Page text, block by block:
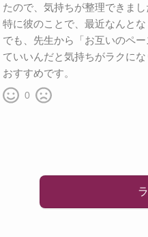
たので、気持ちが整理できまし
特に彼のことで、最近なんと
でも、先生から「お互いのペ
ていいんだと気持ちがラクにな
おすすめです。
0